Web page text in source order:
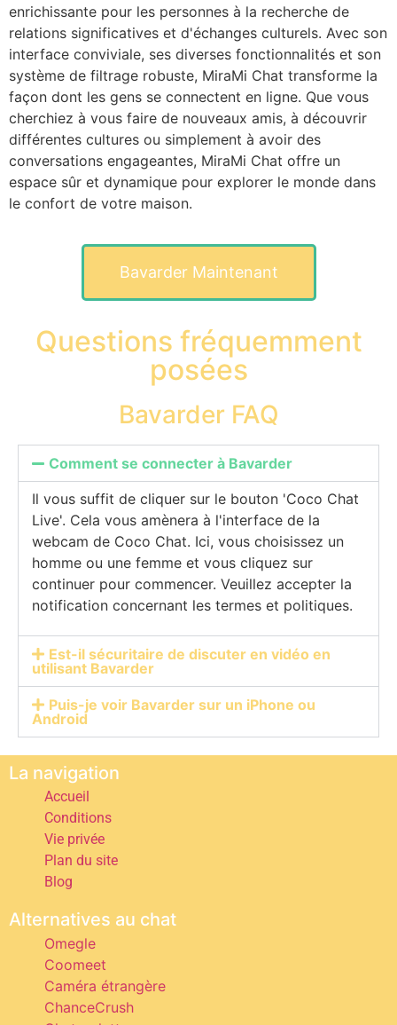
enrichissante pour les personnes à la recherche de
relations significatives et d'échanges culturels. Avec son
interface conviviale, ses diverses fonctionnalités et son
système de filtrage robuste, MiraMi Chat transforme la
façon dont les gens se connectent en ligne. Que vous
cherchiez à vous faire de nouveaux amis, à découvrir
différentes cultures ou simplement à avoir des
conversations engageantes, MiraMi Chat offre un
espace sûr et dynamique pour explorer le monde dans
le confort de votre maison.
Bavarder Maintenant
Questions fréquemment
posées
Bavarder FAQ
Comment se connecter à Bavarder
Il vous suffit de cliquer sur le bouton 'Coco Chat
Live'. Cela vous amènera à l'interface de la
webcam de Coco Chat. Ici, vous choisissez un
homme ou une femme et vous cliquez sur
continuer pour commencer. Veuillez accepter la
notification concernant les termes et politiques.
Est-il sécuritaire de discuter en vidéo en
utilisant Bavarder
Puis-je voir Bavarder sur un iPhone ou
Android
La navigation
Accueil
Conditions
Vie privée
Plan du site
Blog
Alternatives au chat
Omegle
Coomeet
Caméra étrangère
ChanceCrush